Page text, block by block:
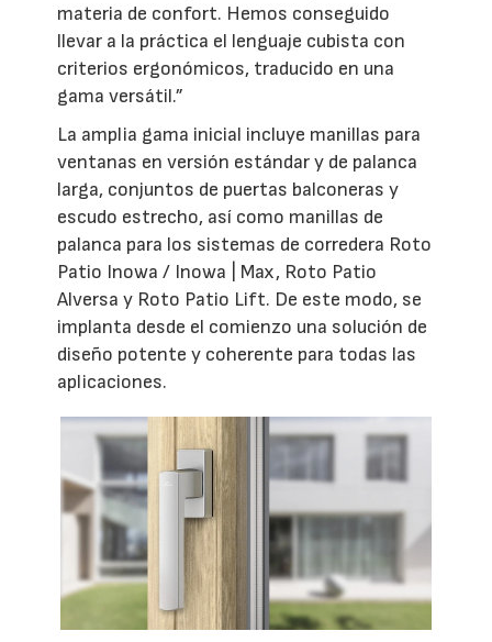
materia de confort. Hemos conseguido
llevar a la práctica el lenguaje cubista con
criterios ergonómicos, traducido en una
gama versátil.”
La amplia gama inicial incluye manillas para
ventanas en versión estándar y de palanca
larga, conjuntos de puertas balconeras y
escudo estrecho, así como manillas de
palanca para los sistemas de corredera Roto
Patio Inowa / Inowa | Max, Roto Patio
Alversa y Roto Patio Lift. De este modo, se
implanta desde el comienzo una solución de
diseño potente y coherente para todas las
aplicaciones.